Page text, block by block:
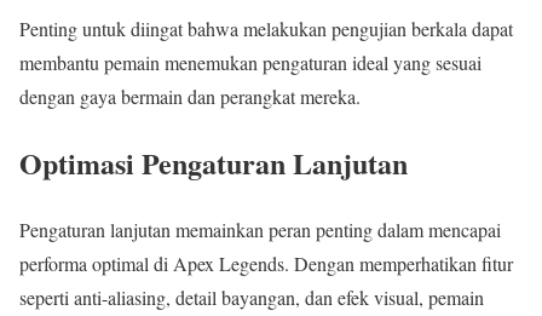
Penting untuk diingat bahwa melakukan pengujian berkala dapat
membantu pemain menemukan pengaturan ideal yang sesuai
dengan gaya bermain dan perangkat mereka.
Optimasi Pengaturan Lanjutan
Pengaturan lanjutan memainkan peran penting dalam mencapai
performa optimal di Apex Legends. Dengan memperhatikan fitur
seperti anti-aliasing, detail bayangan, dan efek visual, pemain